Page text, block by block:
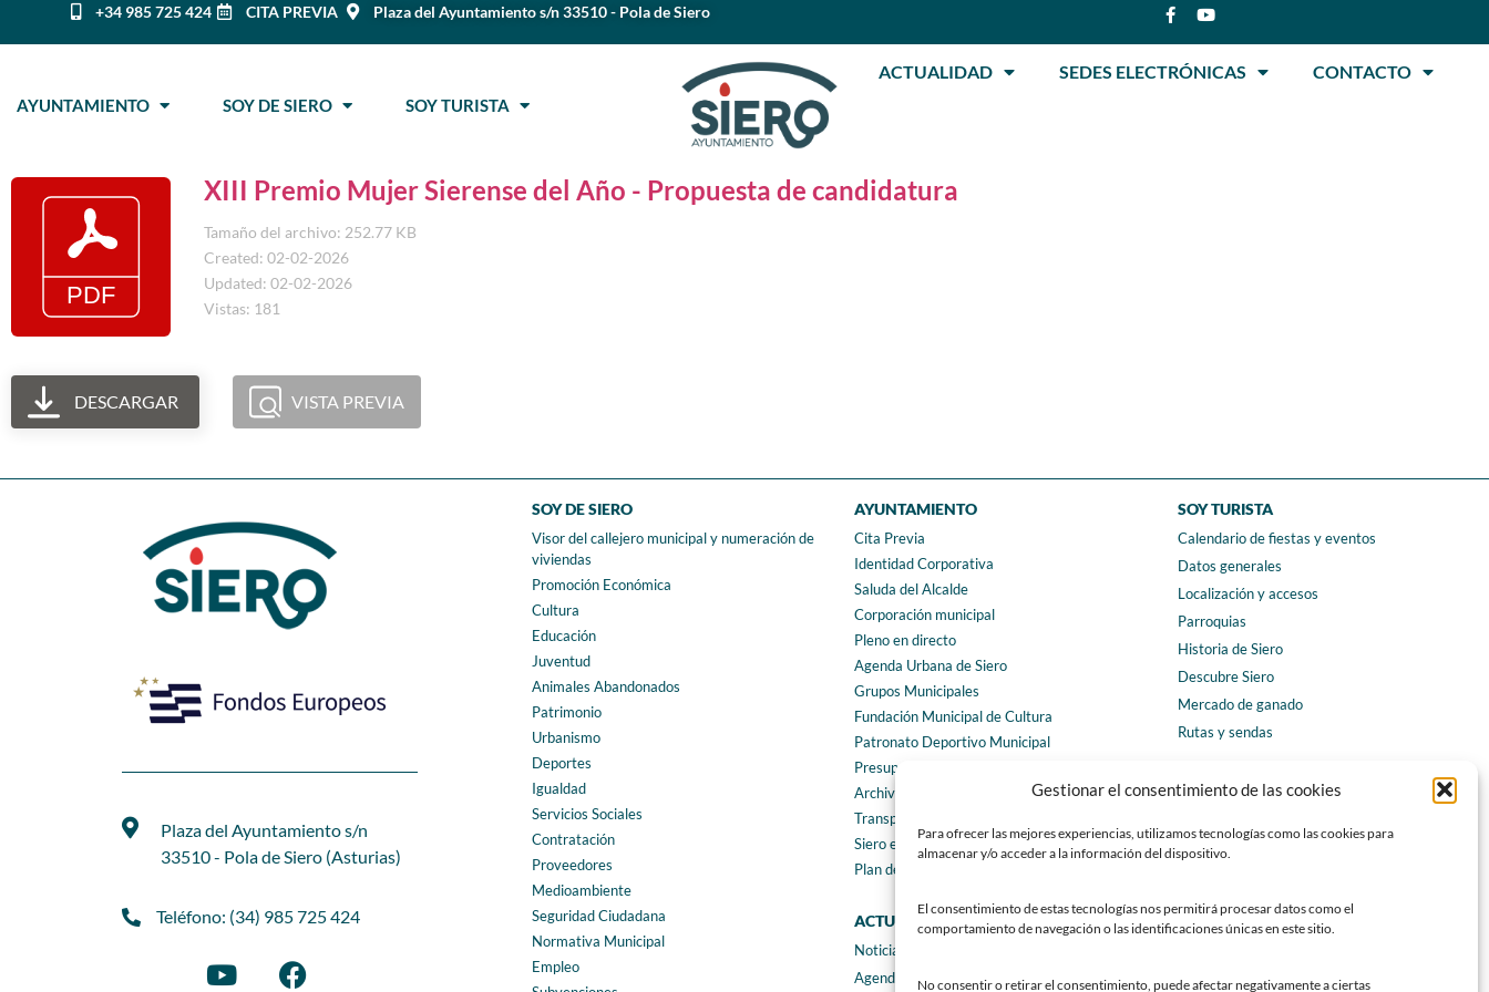
Gestionar el consentimiento de las cookies
Para ofrecer las mejores experiencias, utilizamos tecnologías como las cookies para
almacenar y/o acceder a la información del dispositivo.
El consentimiento de estas tecnologías nos permitirá procesar datos como el
comportamiento de navegación o las identificaciones únicas en este sitio.
No consentir o retirar el consentimiento, puede afectar negativamente a ciertas
+34 985 725 424 CITA PREVIA Plaza del Ayuntamiento s/n 33510 - Pola de Siero
AYUNTAMIENTO SOY DE SIERO SOY TURISTA
ACTUALIDAD SEDES ELECTRÓNICAS CONTACTO
XIII Premio Mujer Sierense del Año - Propuesta de candidatura
Tamaño del archivo: 252.77 KB
Created: 02-02-2026
Updated: 02-02-2026
Vistas: 181
DESCARGAR VISTA PREVIA
Plaza del Ayuntamiento s/n
33510 - Pola de Siero (Asturias)
Teléfono: (34) 985 725 424
SOY DE SIERO
Visor del callejero municipal y numeración de
viviendas
Promoción Económica
Cultura
Educación
Juventud
Animales Abandonados
Patrimonio
Urbanismo
Deportes
Igualdad
Servicios Sociales
Contratación
Proveedores
Medioambiente
Seguridad Ciudadana
Normativa Municipal
Empleo
AYUNTAMIENTO
Cita Previa
Identidad Corporativa
Saluda del Alcalde
Corporación municipal
Pleno en directo
Agenda Urbana de Siero
Grupos Municipales
Fundación Municipal de Cultura
Patronato Deportivo Municipal
Presupuestos municipales
Archivo municipal
Transparencia
Siero en Cifras
Plan de igualdad
ACTUALIDAD
Noticias
Agenda
SOY TURISTA
Calendario de fiestas y eventos
Datos generales
Localización y accesos
Parroquias
Historia de Siero
Descubre Siero
Mercado de ganado
Rutas y sendas
CONTACTO
Teléfonos de interés
Formulario de contacto